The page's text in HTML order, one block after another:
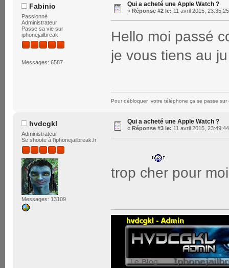
Fabinio
Passionné
Administrateur
Passe sa vie sur
iphonejailbreak
Messages: 6587
Qui a acheté une Apple Watch ?
« Réponse #2 le: 11 avril 2015,
Hello moi passé
je vous tiens au ju
Pour débloquer votre téléphone ça se passe sur
hvdcgkl
Administrateur
Se shoote à l'iphonejailbreak.fr
Messages: 13109
Qui a acheté une Apple Watch ?
« Réponse #3 le: 11 avril 2015,
trop cher pour